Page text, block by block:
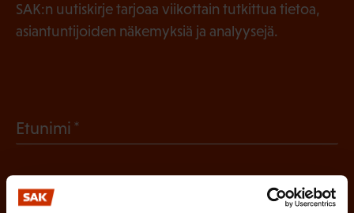
SAK:n uutiskirje tarjoaa viikottain tutkittua tietoa,
asiantuntijoiden näkemyksiä ja analyysejä.
Etunimi
a
Sukunimi